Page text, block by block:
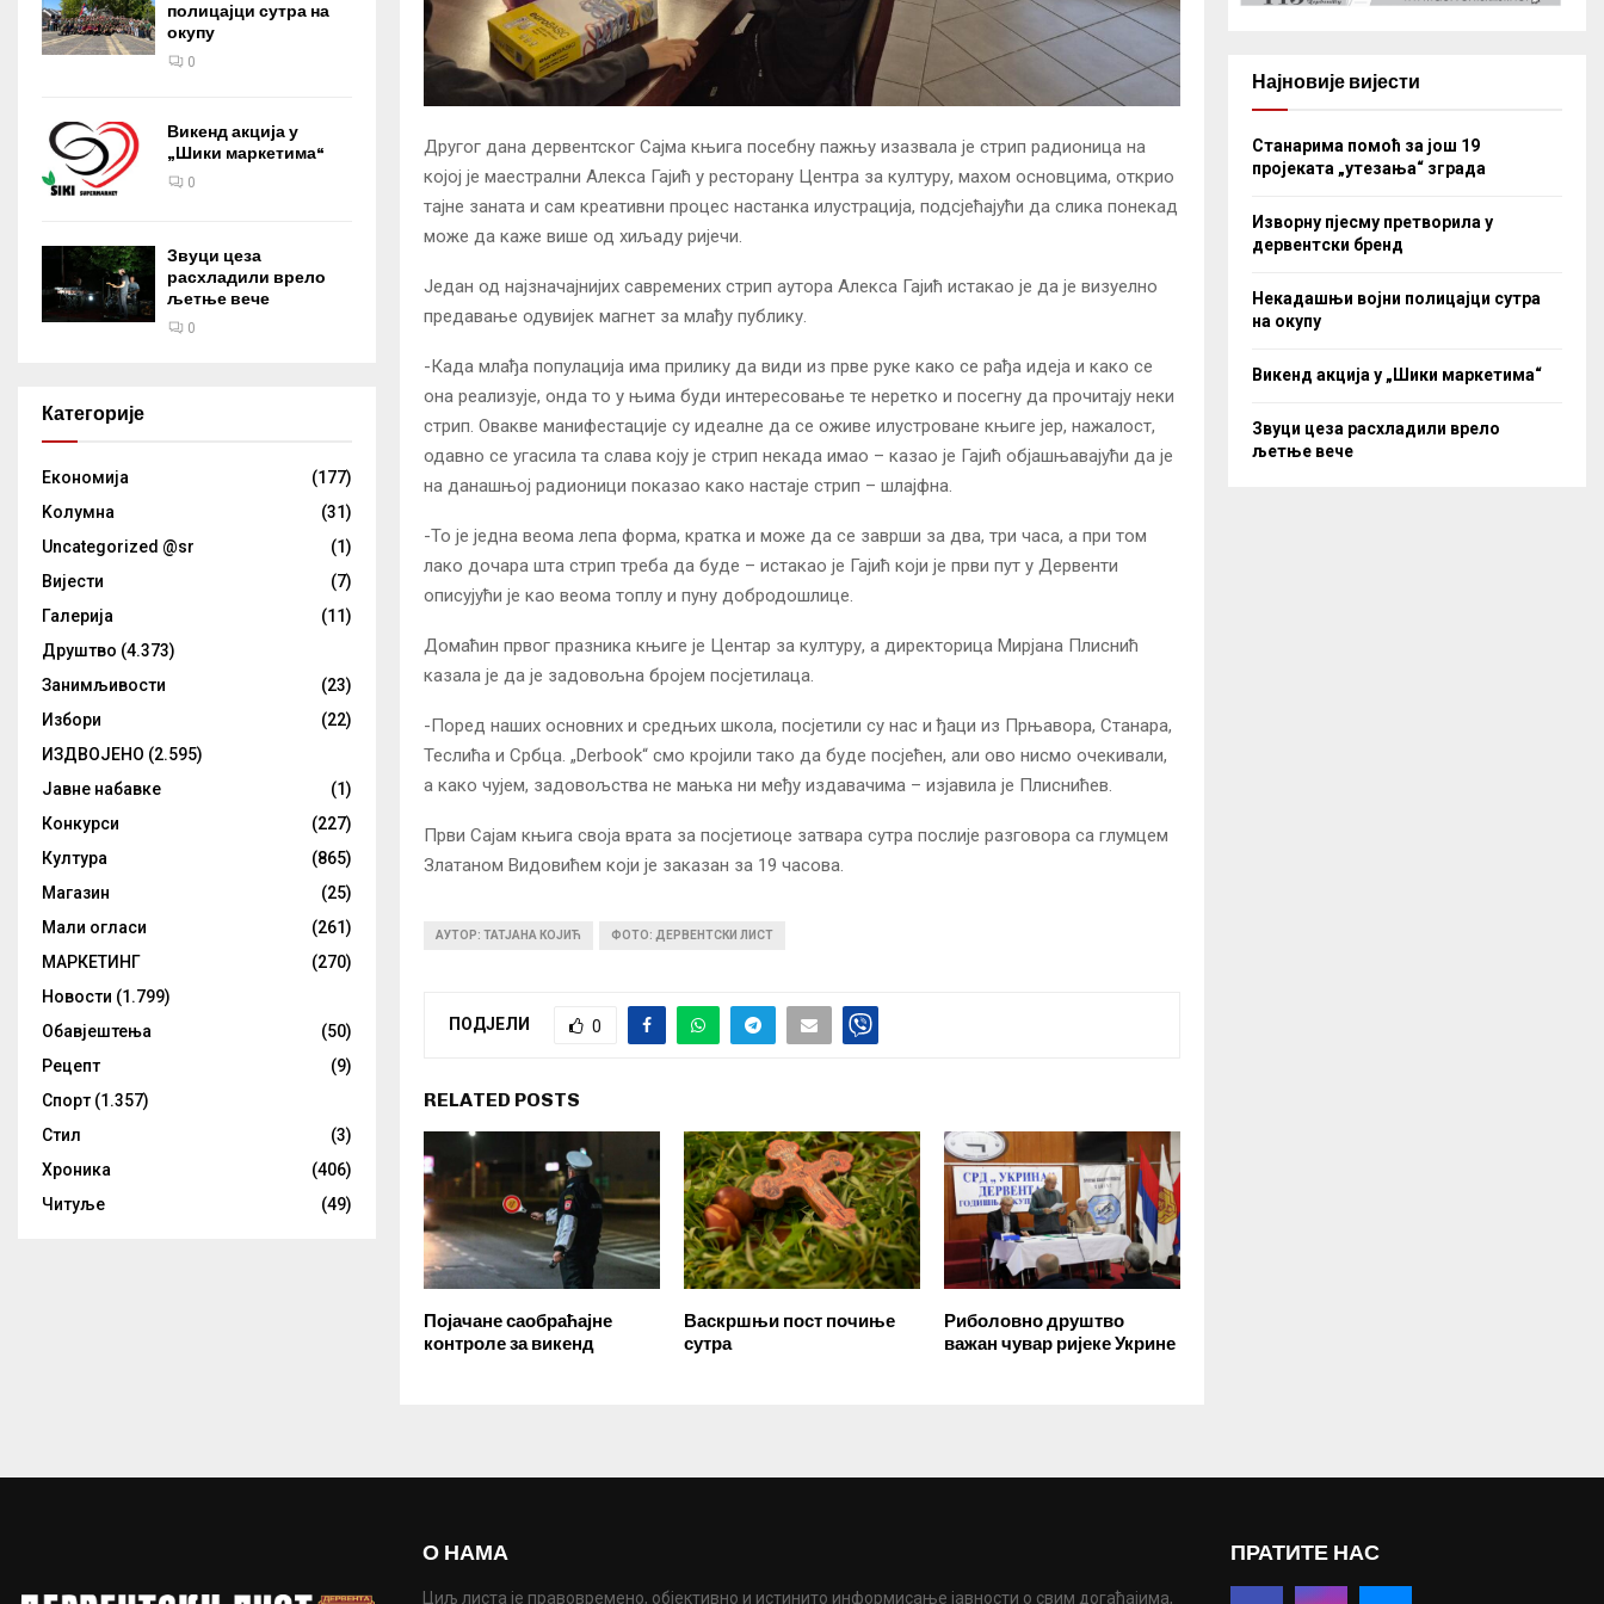
Другог дана дервентског Сајма књига посебну пажњу изазвала је стрип радионица на
којој је маестрални Алекса Гајић у ресторану Центра за културу, махом основцима, открио
тајне заната и сам креативни процес настанка илустрација, подсјећајући да слика понекад
може да каже више од хиљаду ријечи.
Један од најзначајнијих савремених стрип аутора Алекса Гајић истакао је да је визуелно
предавање одувијек магнет за млађу публику.
-Када млађа популација има прилику да види из прве руке како се рађа идеја и како се
она реализује, онда то у њима буди интересовање те неретко и посегну да прочитају неки
стрип. Овакве манифестације су идеалне да се оживе илустроване књиге јер, нажалост,
одавно се угасила та слава коју је стрип некада имао – казао је Гајић објашњавајући да је
на данашњој радионици показао како настаје стрип – шлајфна.
-То је једна веома лепа форма, кратка и може да се заврши за два, три часа, а при том
лако дочара шта стрип треба да буде – истакао је Гајић који је први пут у Дервенти
описујући је као веома топлу и пуну добродошлице.
Домаћин првог празника књиге је Центар за културу, а директорица Мирјана Плиснић
казала је да је задовољна бројем посјетилаца.
-Поред наших основних и средњих школа, посјетили су нас и ђаци из Прњавора, Станара,
Теслића и Србца. „Derbook“ смо кројили тако да буде посјећен, али ово нисмо очекивали,
а како чујем, задовољства не мањка ни међу издавачима – изјавила је Плиснићев.
Први Сајам књига своја врата за посјетиоце затвара сутра послије разговора са глумцем
Златаном Видовићем који је заказан за 19 часова.
АУТОР: ТАТЈАНА КОЈИЋ ФОТО: ДЕРВЕНТСКИ ЛИСТ
ПОДЈЕЛИ 0
RELATED POSTS
Појачане саобраћајне
контроле за викенд
Васкршњи пост почиње
сутра
Риболовно друштво
важан чувар ријеке Укрине
полицајци сутра на
окупу
0
Викенд акција у
„Шики маркетима“
0
Звуци цеза
расхладили врело
љетње вече
0
Категорије
Eкономија
(177)
Kолумнa
(31)
Uncategorized @sr
(1)
Вијести
(7)
Галерија
(11)
Друштво (4.373)
Занимљивости
(23)
Избори
(22)
ИЗДВОЈЕНО (2.595)
Јавне набавке
(1)
Конкурси
(227)
Култура
(865)
Магазин
(25)
Мали огласи
(261)
МАРКЕТИНГ
(270)
Новости (1.799)
Обавјештења
(50)
Рецепт
(9)
Спорт (1.357)
Стил
(3)
Хроника
(406)
Читуље
(49)
Најновије вијести
Станарима помоћ за још 19
пројеката „утезања“ зграда
Изворну пјесму претворила у
дервентски бренд
Некадашњи војни полицајци сутра
на окупу
Викенд акција у „Шики маркетима“
Звуци цеза расхладили врело
љетње вече
О НАМА
Циљ листа је правовремено, објективно и истинито информисање јавности о свим догађајима,
ПРАТИТЕ НАС